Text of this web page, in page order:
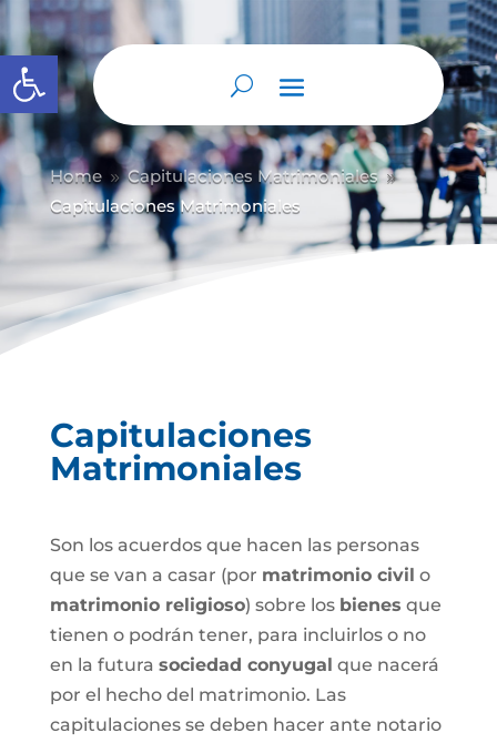
Abrir barra de herramientas
Home 9 Capitulaciones Matrimoniales 9
Capitulaciones Matrimoniales
Capitulaciones
Matrimoniales
Son los acuerdos que hacen las personas
que se van a casar (por matrimonio civil o
matrimonio religioso) sobre los bienes que
tienen o podrán tener, para incluirlos o no
en la futura sociedad conyugal que nacerá
por el hecho del matrimonio. Las
capitulaciones se deben hacer ante notario